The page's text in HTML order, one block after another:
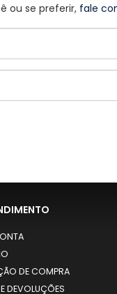
ou se preferir, fale
DE COMPRA
DEVOLUÇÕES